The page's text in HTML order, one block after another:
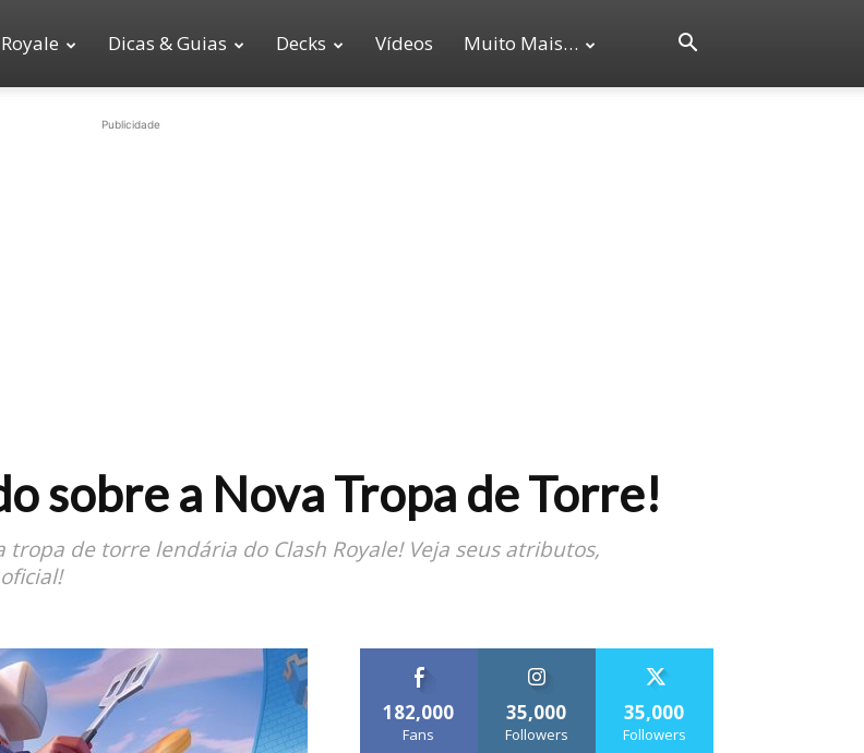
Dicas & Guias Decks Vídeos Muito Mais…
Publicidade
sobre a Nova Tropa de Torre!
de torre lendária do Clash Royale! Veja seus atributos,
182,000
Fans
35,000
Followers
35,000
Followers